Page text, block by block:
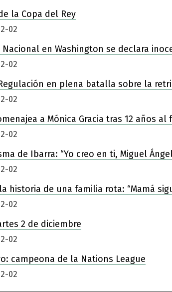
la Copa del Rey
02
en Washington se declara
02
en plena batalla sobre la
02
a Mónica Gracia tras 12 años al
02
de Ibarra: “Yo creo en ti, Miguel
02
historia de una familia rota: “Mamá
02
2 de diciembre
02
campeona de la Nations League
02